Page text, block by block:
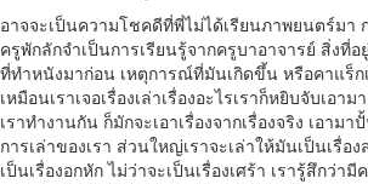
อาจจะเป็นความโชคดีที่พี่ไม่ได้เรียนภาพยนตร์มา
ครูพักลักจำเป็นการเรียนรู้จากครูบาอาจารย์ สิ่งที่
ที่ทำหนังมาก่อน เหตุการณ์ที่มันเกิดขึ้น หรือคาแร็ก
เหมือนเราเจอเรื่องเล่าเรื่องอะไรเราก็หยิบจับเอา
เราทำงานกัน ก็มักจะเอาเรื่องจากเรื่องจริง เอาม
การเล่าของเรา ส่วนใหญ่เราจะเล่าให้มันเป็นเรื่อ
เป็นเรื่องอกหัก ไม่ว่าจะเป็นเรื่องเศร้า เรารู้สึกว่า